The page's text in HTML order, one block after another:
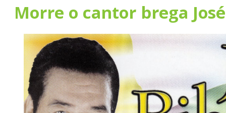
Morre o cantor brega